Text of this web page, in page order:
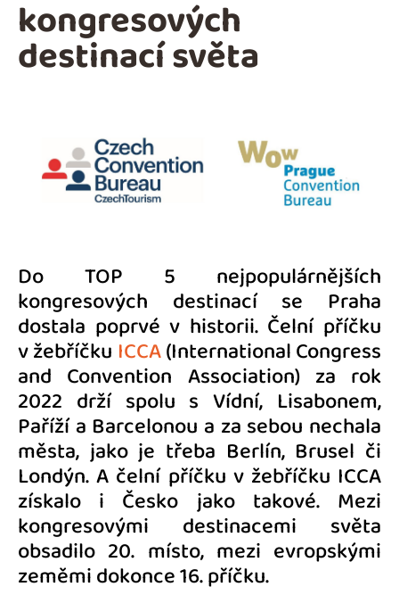
Do TOP 5 nejpopulárnějších
kongresových destinací se Praha
dostala poprvé v historii. Čelní příčku
v žebříčku ICCA(International Congress
and Convention Association) za rok
2022 drží spolu s Vídní, Lisabonem,
Paříží a Barcelonou a za sebou nechala
města, jako je třeba Berlín, Brusel či
Londýn. A čelní příčku v žebříčku ICCA
získalo i Česko jako takové. Mezi
kongresovými destinacemi světa
obsadilo 20. místo, mezi evropskými
zeměmi dokonce 16. příčku.
kongresových
destinací světa